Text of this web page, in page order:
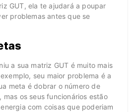
GUT, ela te ajudará a poupar
problemas antes que se
a sua matriz GUT é muito mais
seu maior problema é a
meta é dobrar o número de
mas os seus funcionários estão
com coisas que poderiam